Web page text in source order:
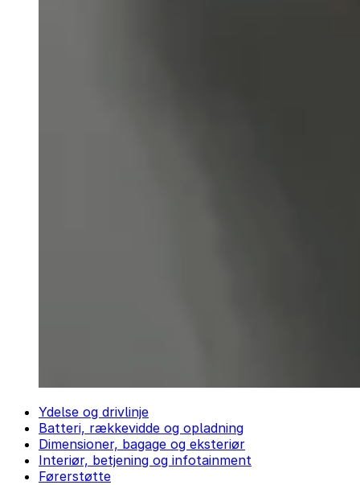
Ydelse og drivlinje
Batteri, rækkevidde og opladning
Dimensioner, bagage og eksteriør
Interiør, betjening og infotainment
Førerstøtte